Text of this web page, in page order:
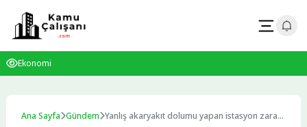
content
Ekonomi
Ana Sayfa Gündem Yanlış akaryakıt dolumu yapan istasyon zararı